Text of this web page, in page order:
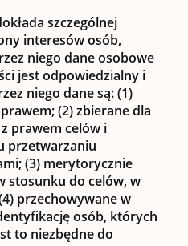
szczególnej
interesów osób,
niego dane osobowe
jest odpowiedzialny i
niego dane są: (1)
(2) zbierane dla
prawem celów i
przetwarzaniu
(3) merytorycznie
stosunku do celów, w
przechowywane w
osób, których
to niezbędne do